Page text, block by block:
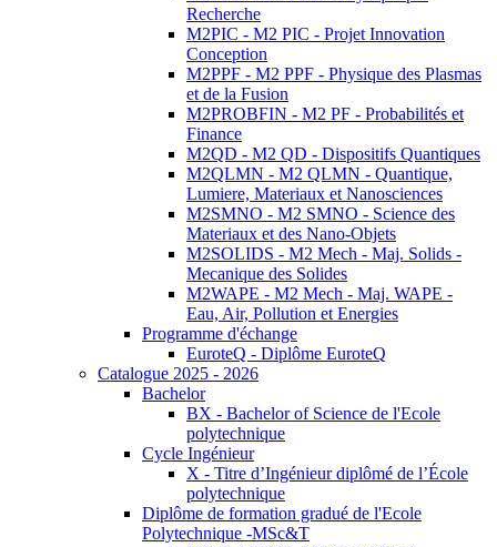
Recherche
M2PIC - M2 PIC - Projet Innovation
Conception
M2PPF - M2 PPF - Physique des Plasmas
et de la Fusion
M2PROBFIN - M2 PF - Probabilités et
Finance
M2QD - M2 QD - Dispositifs Quantiques
M2QLMN - M2 QLMN - Quantique,
Lumiere, Materiaux et Nanosciences
M2SMNO - M2 SMNO - Science des
Materiaux et des Nano-Objets
M2SOLIDS - M2 Mech - Maj. Solids -
Mecanique des Solides
M2WAPE - M2 Mech - Maj. WAPE -
Eau, Air, Pollution et Energies
Programme d'échange
EuroteQ - Diplôme EuroteQ
Catalogue 2025 - 2026
Bachelor
BX - Bachelor of Science de l'Ecole
polytechnique
Cycle Ingénieur
X - Titre d’Ingénieur diplômé de l’École
polytechnique
Diplôme de formation gradué de l'Ecole
Polytechnique -MSc&T